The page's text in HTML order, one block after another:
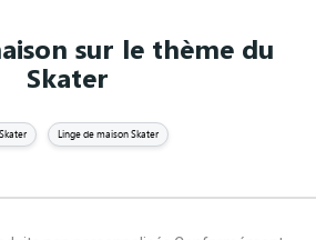
sur le thème du
Skater
Linge de maison Skater